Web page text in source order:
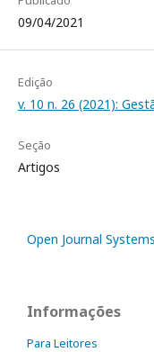
09/04/2021
Edição
v. 10 n. 26 (2021):
Seção
Artigos
Open Journal Systems
Informações
Para Leitores